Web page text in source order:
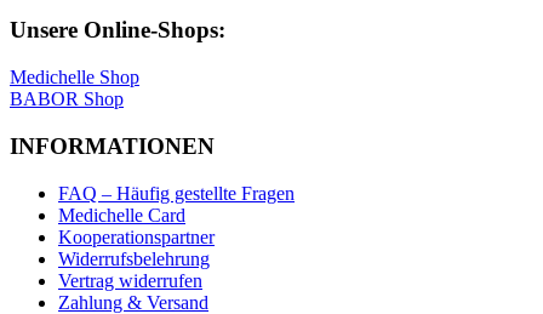
Unsere Online-Shops:
Medichelle Shop
BABOR Shop
INFORMATIONEN
FAQ – Häufig gestellte Fragen
Medichelle Card
Kooperationspartner
Widerrufsbelehrung
Vertrag widerrufen
Zahlung & Versand